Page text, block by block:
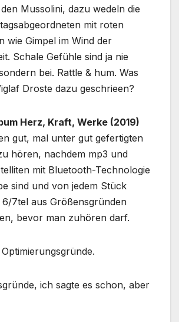
Mussolini, dazu wedeln die
mit roten
wie Gimpel im Wind der
Schale Gefühle sind ja nie
bei. Rattle & hum. Was
Droste dazu geschrieen?
Herz, Kraft, Werke (2019)
gut, mal unter gut gefertigten
hören, nachdem mp3 und
mit Bluetooth-Technologie
sind und von jedem Stück
7tel aus Größensgründen
bevor man zuhören darf.
ich sagte es schon, aber